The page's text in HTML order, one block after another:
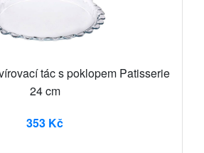
tác s poklopem Patisserie
24 cm
353 Kč